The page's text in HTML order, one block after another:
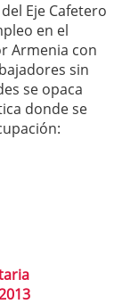
Eje Cafetero
en el
Armenia con
sin
se opaca
donde se